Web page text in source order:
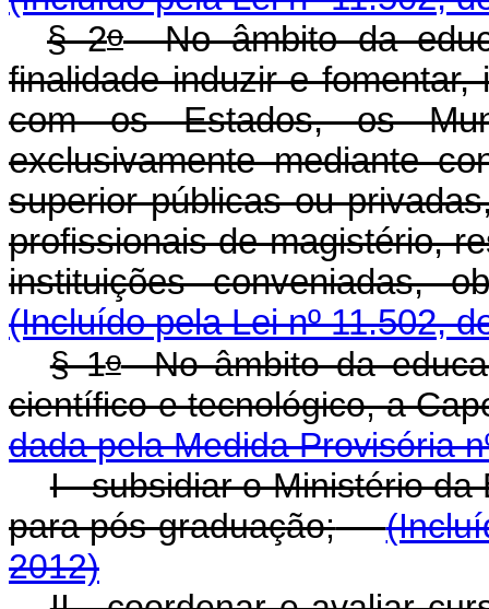
§ 2oNo âmbito da
finalidade induzir e
com os Estados, os
exclusivamente mediante
superior públicas ou
profissionais de magistério,
instituições
(Incluído pela Lei nº 11.502,
§ 1oNo âmbito da
científico e tecnológico, a
dada pela Medida Provisória
I - subsidiar o Ministério
para pós-graduação;
2012)